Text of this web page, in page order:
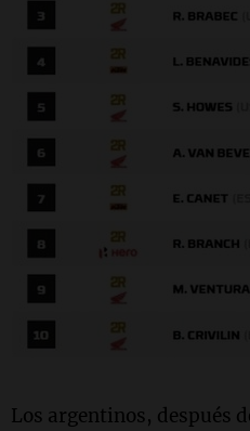
Los argentinos, después